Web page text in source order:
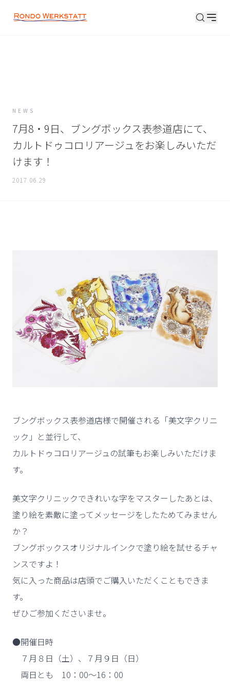
NEWS
7月8・9日、ブングボックス表参道店にて、
カルトドゥコロリアージュをお楽しみいただ
けます！
2017.06.29
ブングボックス表参道店様で開催される「美文字クリニ
ック」と並行して、
カルトドゥコロリアージュの試筆もお楽しみいただけま
す。
美文字クリニックできれいな字をマスターしたあとは、
塗り絵を素敵に塗ってメッセージをしたためてみません
か？
ブングボックスオリジナルインクで塗り絵を試せるチャ
ンスですよ！
気に入った商品は店頭でご購入いただくこともできま
す。
ぜひご参加くださいませ。
●開催日時
７月８日（土）、７月９日（日）
両日とも 10：00～16：00